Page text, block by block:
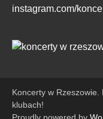
instagram.com/
Koncerty w
klubach!